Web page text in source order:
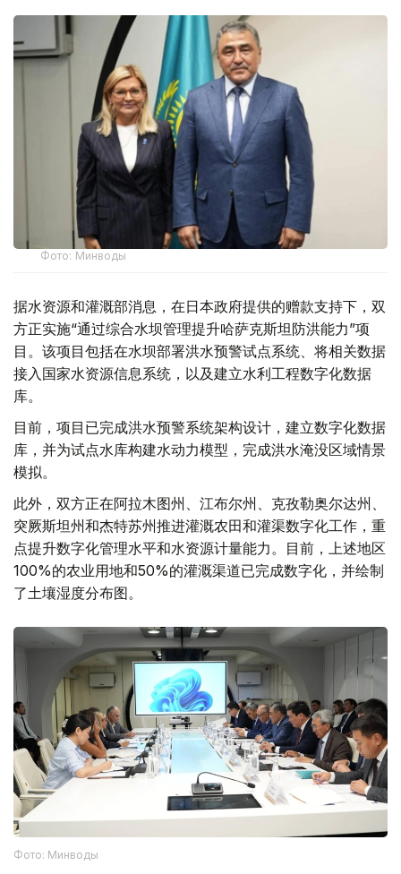
Фото: Минводы
据水资源和灌溉部消息，在日本政府提供的赠款支持下，双
方正实施“通过综合水坝管理提升哈萨克斯坦防洪能力”项
目。该项目包括在水坝部署洪水预警试点系统、将相关数据
接入国家水资源信息系统，以及建立水利工程数字化数据
库。
目前，项目已完成洪水预警系统架构设计，建立数字化数据
库，并为试点水库构建水动力模型，完成洪水淹没区域情景
模拟。
此外，双方正在阿拉木图州、江布尔州、克孜勒奥尔达州、
突厥斯坦州和杰特苏州推进灌溉农田和灌渠数字化工作，重
点提升数字化管理水平和水资源计量能力。目前，上述地区
100%的农业用地和50%的灌溉渠道已完成数字化，并绘制
了土壤湿度分布图。
Фото: Минводы